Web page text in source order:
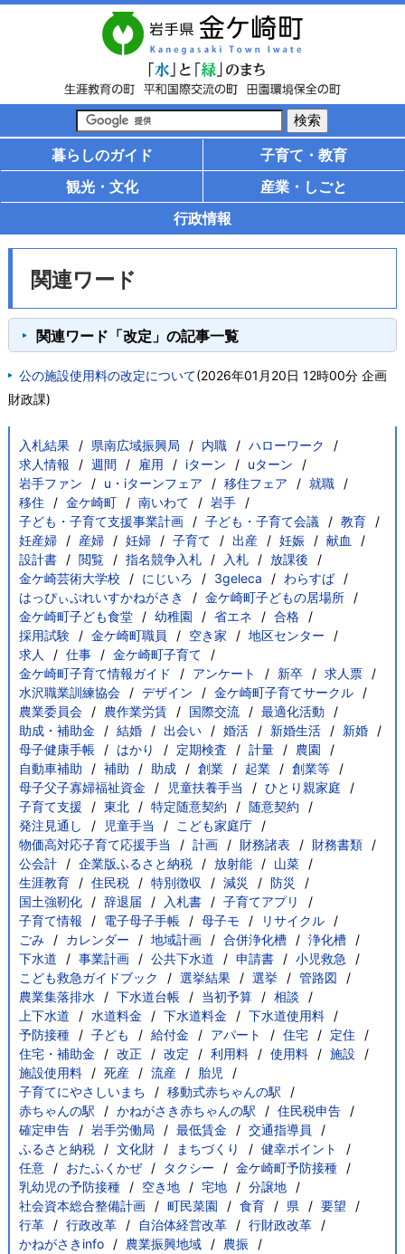
暮らしのガイド
子育て・教育
観光・文化
産業・しごと
行政情報
関連ワード
関連ワード「改定」の記事一覧
公の施設使用料の改定について(2026年01月20日 12時00分 企画
財政課)
入札結果 県南広域振興局 内職
ハローワーク
求人情報
週間 雇用 iターン
uターン
岩手ファン
u・iターンフェア 移住フェア
就職
移住
金ケ崎町 南いわて
岩手
子ども・子育て支援事業計画
子ども・子育て会議
教育
妊産婦
産婦 妊婦 子育て 出産 妊娠
献血
設計書
閲覧 指名競争入札 入札
放課後
金ケ崎芸術大学校
にじいろ 3geleca
わらすば
はっぴぃぷれいすかねがさき
金ケ崎町子どもの居場所
金ケ崎町子ども食堂
幼稚園 省エネ
合格
採用試験
金ケ崎町職員 空き家
地区センター
求人
仕事
金ケ崎町子育て
金ケ崎町子育て情報ガイド
アンケート 新卒
求人票
水沢職業訓練協会
デザイン
金ケ崎町子育てサークル
農業委員会
農作業労賃 国際交流
最適化活動
助成・補助金
結婚 出会い 婚活 新婚生活
新婚
母子健康手帳
はかり 定期検査 計量
農園
自動車補助
補助 助成 創業 起業
創業等
母子父子寡婦福祉資金
児童扶養手当
ひとり親家庭
子育て支援
東北 特定随意契約
随意契約
発注見通し
児童手当
こども家庭庁
物価高対応子育て応援手当
計画 財務諸表
財務書類
公会計
企業版ふるさと納税 放射能
山菜
生涯教育
住民税 特別徴収 減災
防災
国土強靭化
辞退届 入札書
子育てアプリ
子育て情報
電子母子手帳 母子モ
リサイクル
ごみ
カレンダー 地域計画 合併浄化槽
浄化槽
下水道
事業計画 公共下水道 申請書
小児救急
こども救急ガイドブック
選挙結果 選挙
管路図
農業集落排水
下水道台帳 当初予算
相談
上下水道
水道料金 下水道料金
下水道使用料
予防接種
子ども 給付金 アパート 住宅
定住
住宅・補助金
改正 改定 利用料 使用料
施設
施設使用料
死産 流産
胎児
子育てにやさしいまち
移動式赤ちゃんの駅
赤ちゃんの駅
かねがさき赤ちゃんの駅
住民税申告
確定申告
岩手労働局 最低賃金
交通指導員
ふるさと納税
文化財 まちづくり
健幸ポイント
任意
おたふくかぜ タクシー
金ケ崎町予防接種
乳幼児の予防接種
空き地 宅地
分譲地
社会資本総合整備計画
町民菜園 食育 県
要望
行革
行政改革 自治体経営改革
行財政改革
かねがさきinfo
農業振興地域
農振